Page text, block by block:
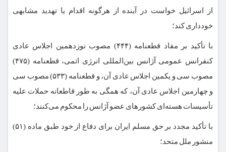
از اسرائیل خواست در آینده از هرگونه اقدام یا تهدید مشابهی
خودداری کند؛
با تأکید بر مفاد قطعنامه (۴۴۴) مصوب نوزدهمین اجلاس عادی
کنفرانس عمومی آژانس بین‌المللی انرژی اتمی، قطعنامه (۴۷۵)
مصوب سی و یکمین اجلاس عادی آن، و قطعنامه (۵۳۳) مصوب سی
و چهارمین اجلاس عادی آن، که همگی به طور قاطعانه حملات علیه
تأسیسات هسته‌ای کشورهای عضو آژانس را محکوم می‌کنند؛
با تأکید مجدد بر حق مسلم ایران برای دفاع از خود طبق ماده (۵۱)
منشور ملل متحد؛